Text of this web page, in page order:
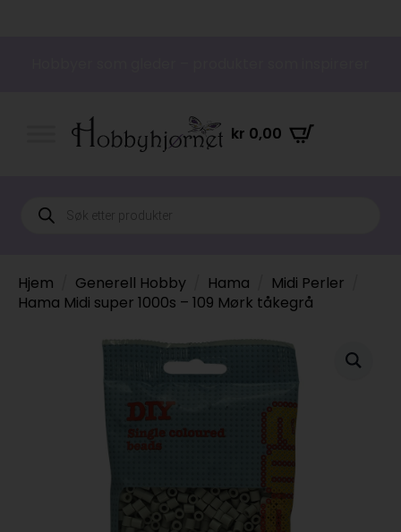
kr 0,00
Products
search
Hjem Generell Hobby Hama
Midi Perler
Hama Midi super 1000s – 109 Mørk tåkegrå